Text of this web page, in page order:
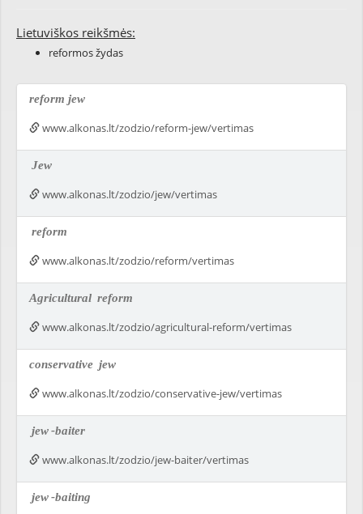
Lietuviškos reikšmės:
reformos žydas
reform jew
www.alkonas.lt/zodzio/reform-jew/vertimas
Jew
www.alkonas.lt/zodzio/jew/vertimas
reform
www.alkonas.lt/zodzio/reform/vertimas
Agricultural reform
www.alkonas.lt/zodzio/agricultural-reform/vertimas
conservative jew
www.alkonas.lt/zodzio/conservative-jew/vertimas
jew-baiter
www.alkonas.lt/zodzio/jew-baiter/vertimas
jew-baiting